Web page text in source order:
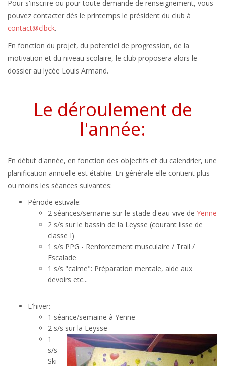
Pour s'inscrire ou pour toute demande de renseignement, vous
pouvez contacter dès le printemps le président du club à
contact@clbck.
En fonction du projet, du potentiel de progression, de la
motivation et du niveau scolaire, le club proposera alors le
dossier au lycée Louis Armand.
Le déroulement de
l'année:
En début d'année, en fonction des objectifs et du calendrier, une
planification annuelle est établie. En générale elle contient plus
ou moins les séances suivantes:
Période estivale:
2 séances/semaine sur le stade d'eau-vive de Yenne
2 s/s sur le bassin de la Leysse (courant lisse de
classe I)
1 s/s PPG - Renforcement musculaire / Trail /
Escalade
1 s/s "calme": Préparation mentale, aide aux
devoirs etc...
L'hiver:
1 séance/semaine à Yenne
2 s/s sur la Leysse
1
s/s
Ski